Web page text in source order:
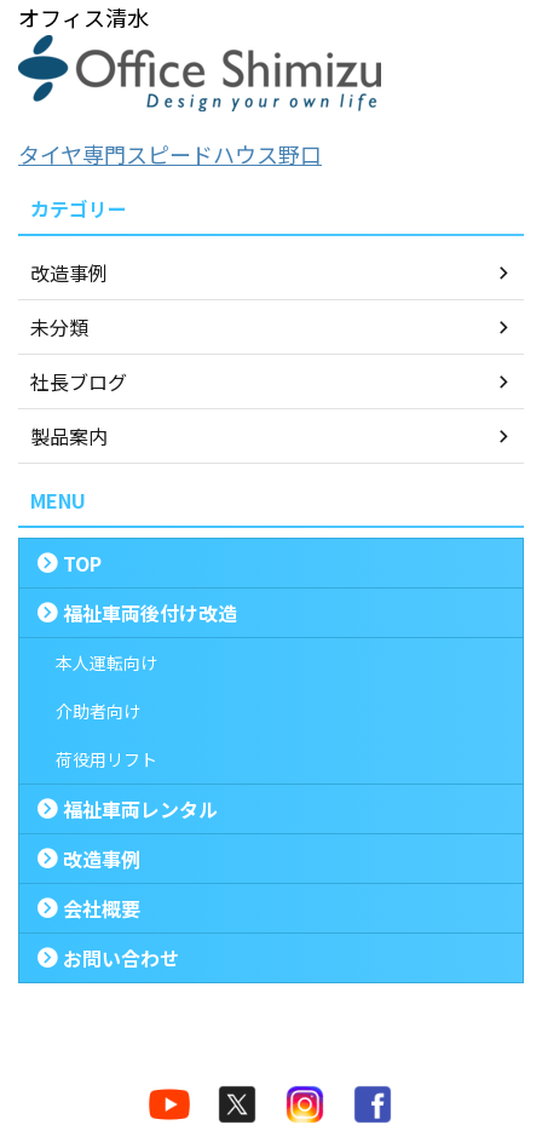
オフィス清水
タイヤ専門スピードハウス野口
カテゴリー
改造事例
未分類
社長ブログ
製品案内
MENU
TOP
福祉車両後付け改造
本人運転向け
介助者向け
荷役用リフト
福祉車両レンタル
改造事例
会社概要
お問い合わせ